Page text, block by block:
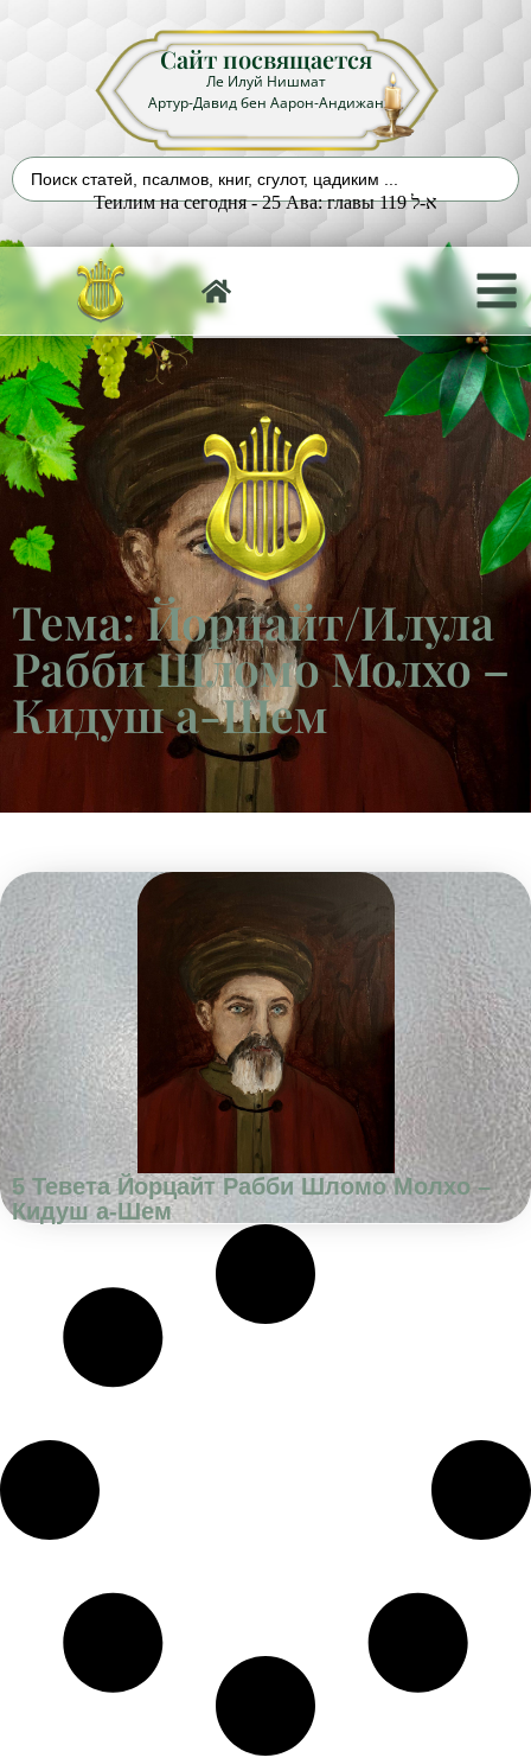
Сайт посвящается
Ле Илуй Нишмат
Артур-Давид бен Аарон-Андижан
Теилим на сегодня - 25 Ава: главы 119 א-ל
Тема: Йорцайт/Илула
Рабби Шломо Молхо –
Кидуш а-Шем
5 Тевета Йорцайт Рабби Шломо Молхо –
Кидуш а-Шем